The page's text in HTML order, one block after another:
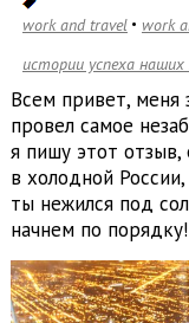
work and travel
work
истории успеха
Всем привет, меня
провел самое
я пишу этот
в холодной
ты нежился под
начнем по порядку!